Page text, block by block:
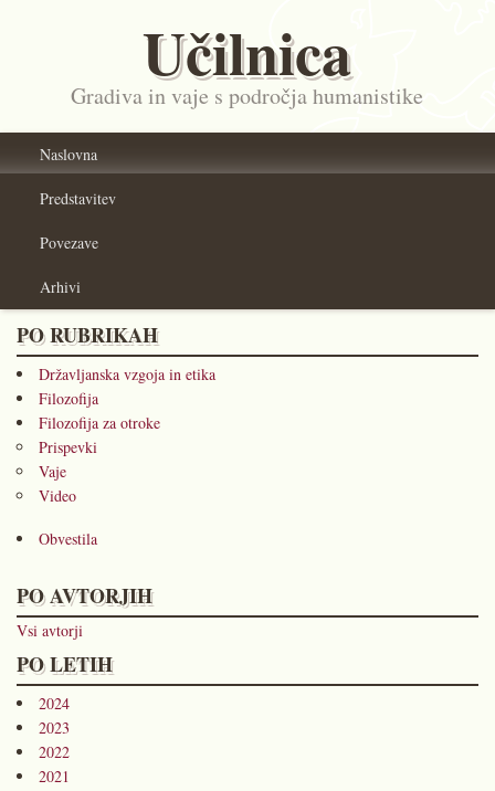
Učilnica
Gradiva in vaje s področja humanistike
Naslovna
Predstavitev
Povezave
Arhivi
PO RUBRIKAH
Državljanska vzgoja in etika
Filozofija
Filozofija za otroke
Prispevki
Vaje
Video
Obvestila
PO AVTORJIH
Vsi avtorji
PO LETIH
2024
2023
2022
2021